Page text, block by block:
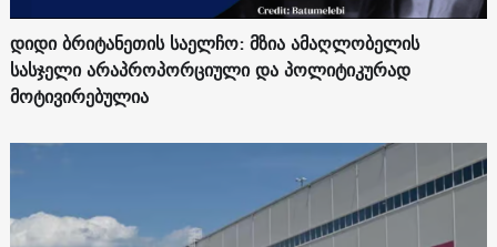
დიდი ბრიტანეთის საელჩო: მზია ამაღლობელის
სასჯელი არაპროპორციული და პოლიტიკურად
მოტივირებულია